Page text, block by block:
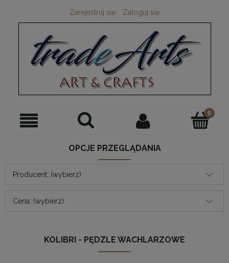
Zarejestruj się Zaloguj się
OPCJE PRZEGLĄDANIA
Producent: (wybierz)
Cena: (wybierz)
KOLIBRI - PĘDZLE WACHLARZOWE